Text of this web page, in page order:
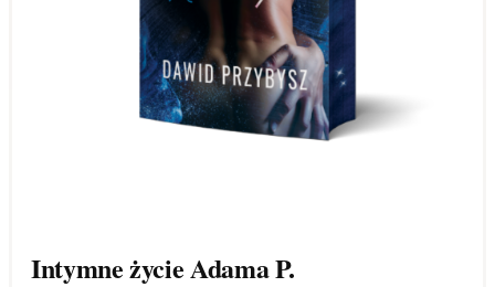
Intymne życie Adama P.